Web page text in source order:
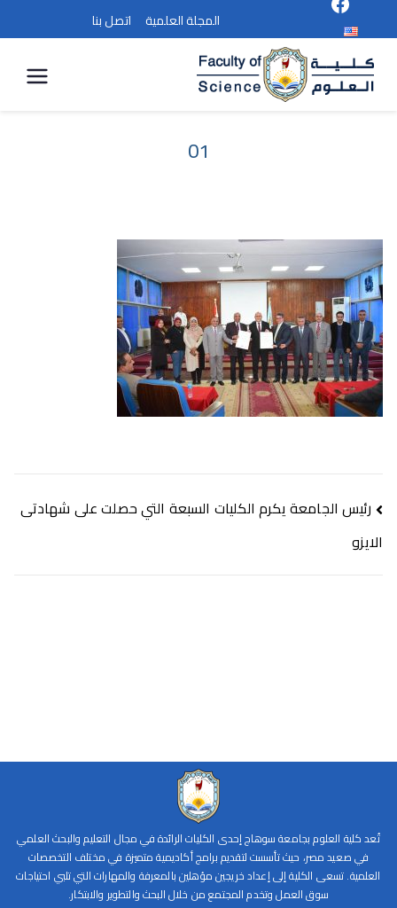
المجلة العلمية اتصل بنا
العلوم01
رئيس الجامعة يكرم الكليات السبعة التي حصلت على شهادتى
الايزو
تُعد كلية العلوم بجامعة سوهاج إحدى الكليات الرائدة في مجال التعليم والبحث العلمي
في صعيد مصر، حيث تأسست لتقديم برامج أكاديمية متميزة في مختلف التخصصات
العلمية. تسعى الكلية إلى إعداد خريجين مؤهلين بالمعرفة والمهارات التي تلبي احتياجات
سوق العمل وتخدم المجتمع من خلال البحث والتطوير والابتكار.